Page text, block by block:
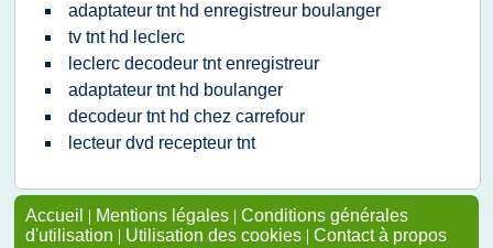
adaptateur tnt hd enregistreur boulanger
tv tnt hd leclerc
leclerc decodeur tnt enregistreur
adaptateur tnt hd boulanger
decodeur tnt hd chez carrefour
lecteur dvd recepteur tnt
Accueil | Mentions légales | Conditions générales
d'utilisation | Utilisation des cookies | Contact à propos